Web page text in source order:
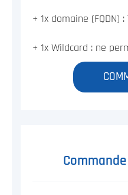
+ 1x domaine (FQDN) :
+ 1x Wildcard : ne